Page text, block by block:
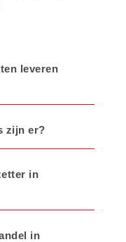
leveren
zijn er?
in
in